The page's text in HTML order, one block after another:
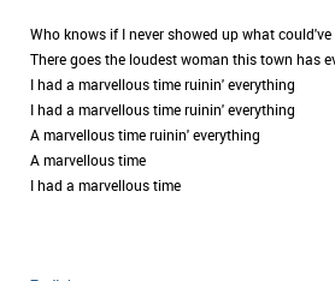
Who knows if I never showed up what could've
There goes the loudest woman this town has
I had a marvellous time ruinin' everything
I had a marvellous time ruinin' everything
A marvellous time ruinin' everything
A marvellous time
I had a marvellous time